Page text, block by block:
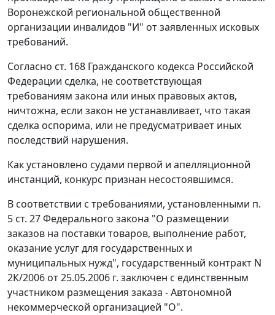
Воронежской региональной общественной
организации инвалидов "И" от заявленных исковых
требований.
Согласно ст. 168 Гражданского кодекса Российской
Федерации сделка, не соответствующая
требованиям закона или иных правовых актов,
ничтожна, если закон не устанавливает, что такая
сделка оспорима, или не предусматривает иных
последствий нарушения.
Как установлено судами первой и апелляционной
инстанций, конкурс признан несостоявшимся.
В соответствии с требованиями, установленными п.
5 ст. 27Федерального закона "О размещении
заказов на поставки товаров, выполнение работ,
оказание услуг для государственных и
муниципальных нужд", государственный контракт N
2К/2006 от 25.05.2006 г. заключен с единственным
участником размещения заказа - Автономной
некоммерческой организацией "О".